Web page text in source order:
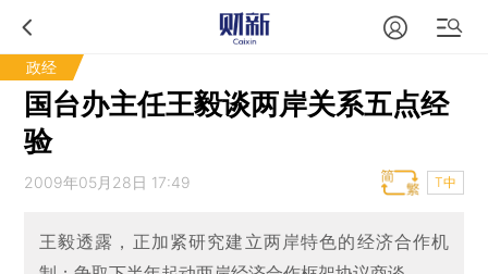
政经
国台办主任王毅谈两岸关系五点经
验
2009年05月28日 17:49 T中
王毅透露，正加紧研究建立两岸特色的经济合作机